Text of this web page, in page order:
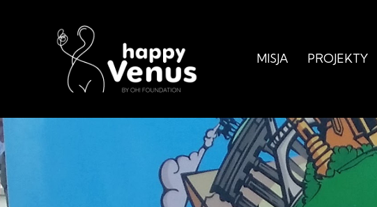
MISJA PROJEKTY
MISJA PROJEKTY